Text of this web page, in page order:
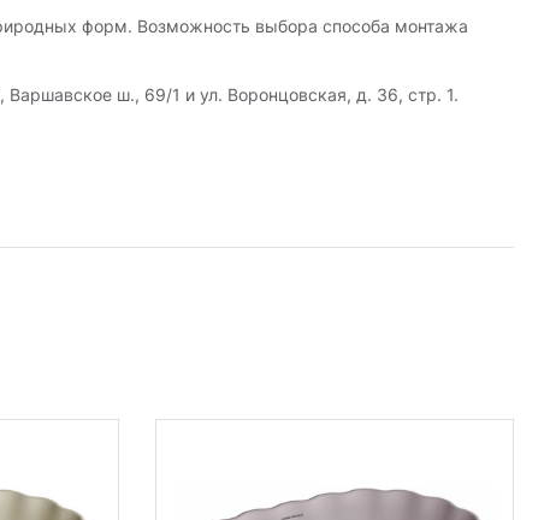
форм. Возможность выбора способа монтажа
ш., 69/1 и ул. Воронцовская, д. 36, стр. 1.